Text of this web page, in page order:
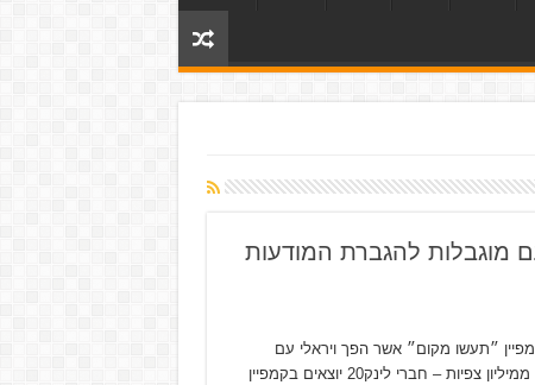
מוגבלות להגברת המודעות
״תעשו מקום״ אשר הפך ויראלי עם
למעלה ממיליון צפיות – חברי לינק20 יוצאים בקמפיין